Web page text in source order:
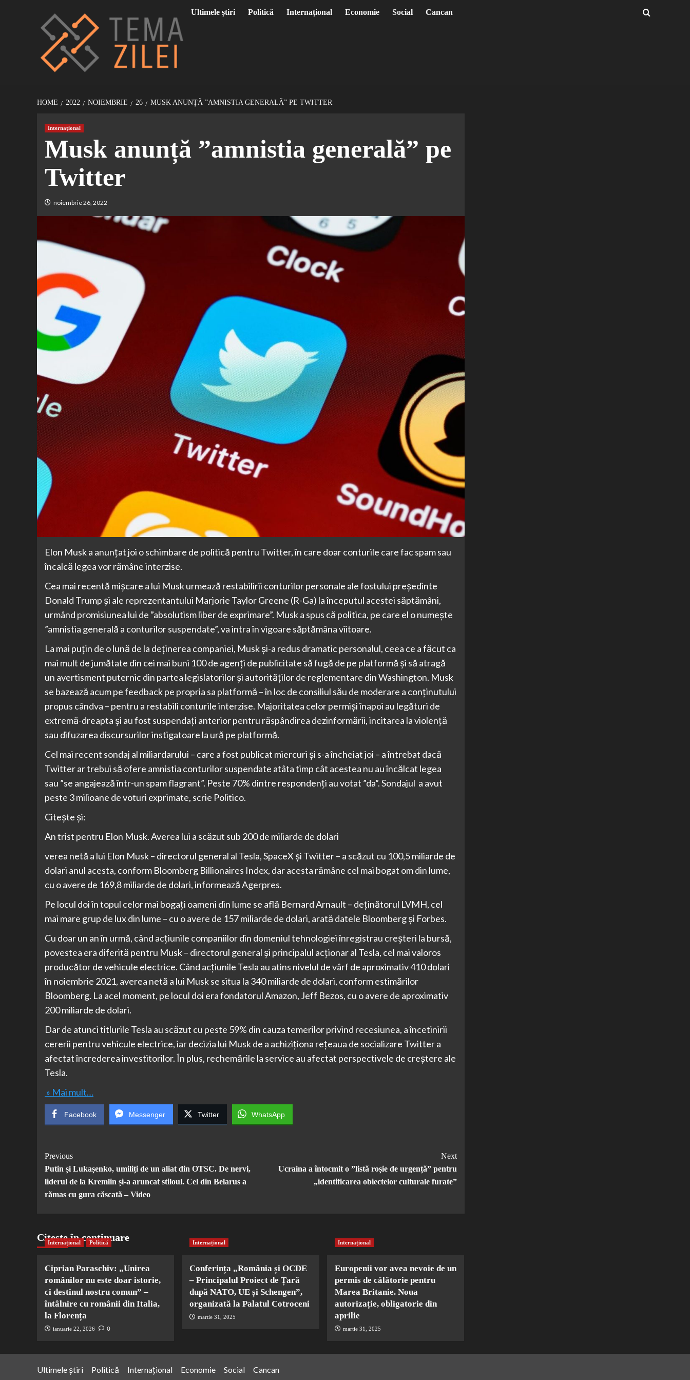
Ultimele știri Politică Internațional Economie Social Cancan
HOME 2022 NOIEMBRIE 26 MUSK ANUNȚĂ ”AMNISTIA GENERALĂ” PE TWITTER
Internațional
Musk anunță ”amnistia generală” pe
Twitter
noiembrie 26, 2022
Elon Musk a anunțat joi o schimbare de politică pentru Twitter, în care doar conturile care fac spam sau
încalcă legea vor rămâne interzise.
Cea mai recentă mișcare a lui Musk urmează restabilirii conturilor personale ale fostului președinte
Donald Trump și ale reprezentantului Marjorie Taylor Greene (R-Ga) la începutul acestei săptămâni,
urmând promisiunea lui de ”absolutism liber de exprimare”. Musk a spus că politica, pe care el o numește
”amnistia generală a conturilor suspendate”, va intra în vigoare săptămâna viitoare.
La mai puțin de o lună de la deținerea companiei, Musk și-a redus dramatic personalul, ceea ce a făcut ca
mai mult de jumătate din cei mai buni 100 de agenți de publicitate să fugă de pe platformă și să atragă
un avertisment puternic din partea legislatorilor și autorităților de reglementare din Washington. Musk
se bazează acum pe feedback pe propria sa platformă – în loc de consiliul său de moderare a conținutului
propus cândva – pentru a restabili conturile interzise. Majoritatea celor permiși înapoi au legături de
extremă-dreapta și au fost suspendați anterior pentru răspândirea dezinformării, incitarea la violență
sau difuzarea discursurilor instigatoare la ură pe platformă.
Cel mai recent sondaj al miliardarului – care a fost publicat miercuri și s-a încheiat joi – a întrebat dacă
Twitter ar trebui să ofere amnistia conturilor suspendate atâta timp cât acestea nu au încălcat legea
sau ”se angajează într-un spam flagrant”. Peste 70% dintre respondenți au votat ”da”. Sondajul a avut
peste 3 milioane de voturi exprimate, scrie Politico.
Citește și:
An trist pentru Elon Musk. Averea lui a scăzut sub 200 de miliarde de dolari
verea netă a lui Elon Musk – directorul general al Tesla, SpaceX şi Twitter – a scăzut cu 100,5 miliarde de
dolari anul acesta, conform Bloomberg Billionaires Index, dar acesta rămâne cel mai bogat om din lume,
cu o avere de 169,8 miliarde de dolari, informează Agerpres.
Pe locul doi în topul celor mai bogaţi oameni din lume se află Bernard Arnault – deţinătorul LVMH, cel
mai mare grup de lux din lume – cu o avere de 157 miliarde de dolari, arată datele Bloomberg şi Forbes.
Cu doar un an în urmă, când acţiunile companiilor din domeniul tehnologiei înregistrau creşteri la bursă,
povestea era diferită pentru Musk – directorul general şi principalul acţionar al Tesla, cel mai valoros
producător de vehicule electrice. Când acţiunile Tesla au atins nivelul de vârf de aproximativ 410 dolari
în noiembrie 2021, averea netă a lui Musk se situa la 340 miliarde de dolari, conform estimărilor
Bloomberg. La acel moment, pe locul doi era fondatorul Amazon, Jeff Bezos, cu o avere de aproximativ
200 miliarde de dolari.
Dar de atunci titlurile Tesla au scăzut cu peste 59% din cauza temerilor privind recesiunea, a încetinirii
cererii pentru vehicule electrice, iar decizia lui Musk de a achiziţiona reţeaua de socializare Twitter a
afectat încrederea investitorilor. În plus, rechemările la service au afectat perspectivele de creştere ale
Tesla.
» Mai mult…
Facebook Messenger Twitter WhatsApp
Post
Navigation
Previous
Putin și Lukașenko, umiliți de un aliat din OTSC. De nervi,
liderul de la Kremlin și-a aruncat stiloul. Cel din Belarus a
rămas cu gura căscată – Video
Next
Ucraina a întocmit o ”listă roșie de urgență” pentru
„identificarea obiectelor culturale furate”
Citește în continuare
Internațional Politică
Ciprian Paraschiv: „Unirea
românilor nu este doar istorie,
ci destinul nostru comun” –
întâlnire cu românii din Italia,
la Florența
ianuarie 22, 2026 0
Internațional
Conferința „România și OCDE
– Principalul Proiect de Țară
după NATO, UE și Schengen”,
organizată la Palatul Cotroceni
martie 31, 2025
Internațional
Europenii vor avea nevoie de un
permis de călătorie pentru
Marea Britanie. Noua
autorizație, obligatorie din
aprilie
martie 31, 2025
Ultimele știri Politică Internațional Economie Social Cancan